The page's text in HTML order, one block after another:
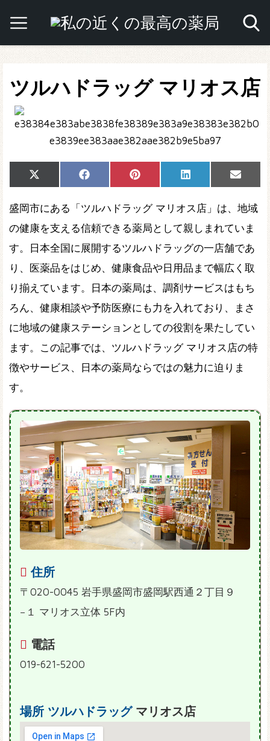
ツルハドラッグ マリオス店
Share
on
X
(Twitter)
Share
on
Facebook Share
on
Pinterest Share
on
LinkedIn
Share
on
Email
盛岡市にある「ツルハドラッグ マリオス店」は、地域
の健康を支える信頼できる薬局として親しまれていま
す。日本全国に展開するツルハドラッグの一店舗であ
り、医薬品をはじめ、健康食品や日用品まで幅広く取
り揃えています。日本の薬局は、調剤サービスはもち
ろん、健康相談や予防医療にも力を入れており、まさ
に地域の健康ステーションとしての役割を果たしてい
ます。この記事では、ツルハドラッグ マリオス店の特
徴やサービス、日本の薬局ならではの魅力に迫りま
す。
住所
〒020-0045 岩手県盛岡市盛岡駅西通２丁目９
−１ マリオス立体 5F内
電話
019-621-5200
場所 ツルハドラッグマリオス店